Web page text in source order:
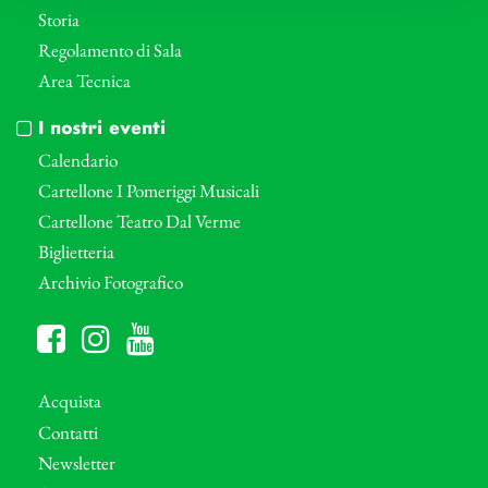
Storia
Regolamento di Sala
Area Tecnica
I nostri eventi
Calendario
Cartellone I Pomeriggi Musicali
Cartellone Teatro Dal Verme
Biglietteria
Archivio Fotografico
Acquista
Contatti
Newsletter